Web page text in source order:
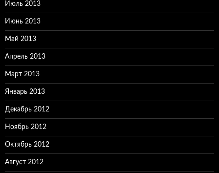
Июль 2013
Июнь 2013
Май 2013
Апрель 2013
Март 2013
Январь 2013
Декабрь 2012
Ноябрь 2012
Октябрь 2012
Август 2012